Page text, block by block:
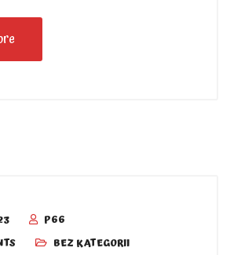
P66
BEZ KATEGORII